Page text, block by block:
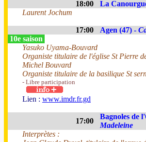
18:00
La
Laurent Jochum
17:00 Agen (47) -
10e saison
Yasuko Uyama-Bouvard
Organiste titulaire de l'église St Pierre
Michel Bouvard
Organiste titulaire de la basilique St
- Libre participation
Lien : www.imdr.fr.gd
17:00
Bagnoles de
Madeleine
Interprètes :